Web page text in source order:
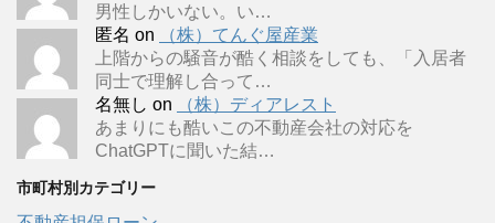
男性しかいない。い…
匿名 on
（株）てんぐ屋産業
上階からの騒音が酷く相談をしても、「入居者
同士で理解し合って…
名無し on
（株）ディアレスト
あまりにも酷いこの不動産会社の対応を
ChatGPTに聞いた結…
市町村別カテゴリー